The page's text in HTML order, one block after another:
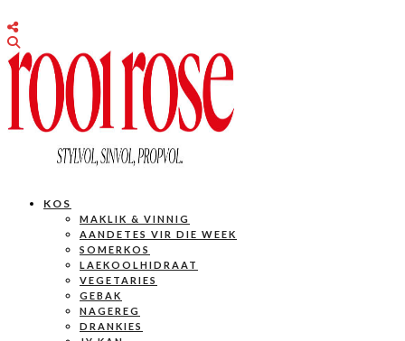
KOS
MAKLIK & VINNIG
AANDETES VIR DIE WEEK
SOMERKOS
LAEKOOLHIDRAAT
VEGETARIES
GEBAK
NAGEREG
DRANKIES